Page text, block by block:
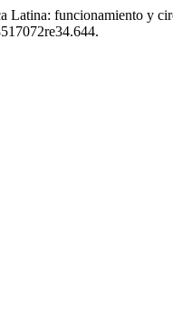
Latina: funcionamiento y